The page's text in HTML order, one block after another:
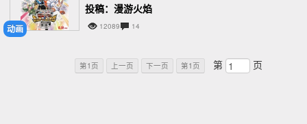
动画
投稿：漫游火焰
12089 14
第1页 上一页 下一页 第1页 第 页